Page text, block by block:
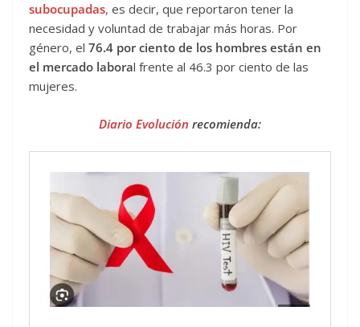
subocupadas, es decir, que reportaron tener la
necesidad y voluntad de trabajar más horas. Por
género, el 76.4 por ciento de los hombres están en
el mercado laboral frente al 46.3 por ciento de las
mujeres.
Diario Evolución recomienda: